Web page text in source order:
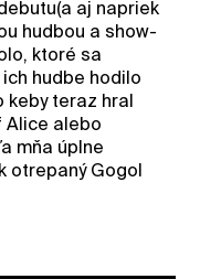
aj napriek
hudbou a show-
ktoré sa
hudbe hodilo
keby teraz hral
Alice alebo
mňa úplne
otrepaný Gogol